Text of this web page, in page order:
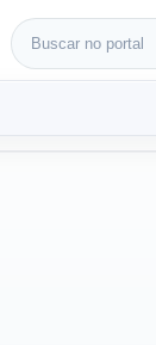
Buscar por: